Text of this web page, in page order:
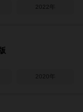
2022年
2020年